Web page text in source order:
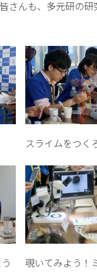
さんも、多元研の
スライムをつく
覗いてみよう！